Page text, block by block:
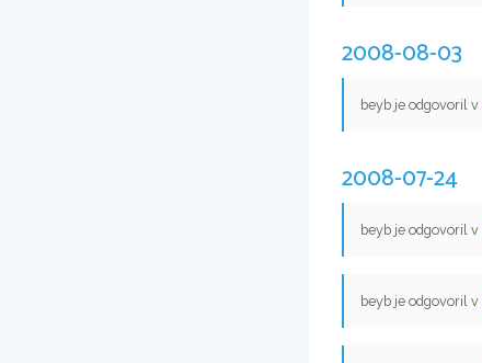
2008-08-03
beyb je odgovoril v
2008-07-24
beyb je odgovoril v
beyb je odgovoril v